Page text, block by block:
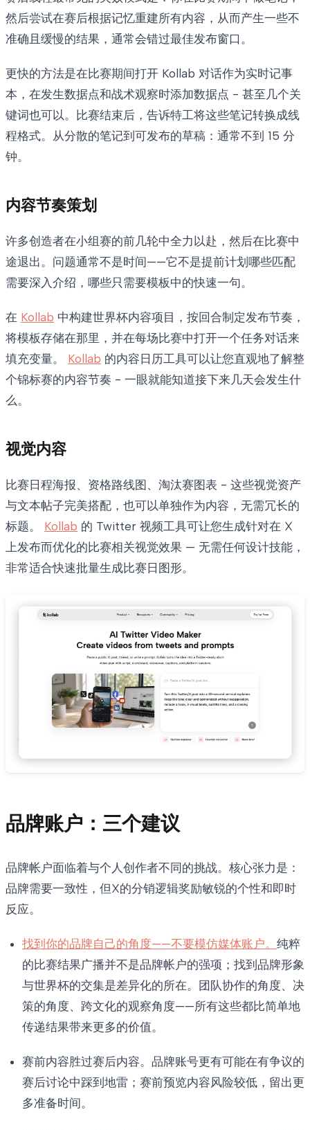
然后尝试在赛后根据记忆重建所有内容，从而产生一些不
准确且缓慢的结果，通常会错过最佳发布窗口。
更快的方法是在比赛期间打开 Kollab 对话作为实时记事
本，在发生数据点和战术观察时添加数据点 - 甚至几个关
键词也可以。比赛结束后，告诉特工将这些笔记转换成线
程格式。从分散的笔记到可发布的草稿：通常不到 15 分
钟。
内容节奏策划
许多创造者在小组赛的前几轮中全力以赴，然后在比赛中
途退出。问题通常不是时间——它不是提前计划哪些匹配
需要深入介绍，哪些只需要模板中的快速一句。
在 Kollab 中构建世界杯内容项目，按回合制定发布节奏，
将模板存储在那里，并在每场比赛中打开一个任务对话来
填充变量。 Kollab 的内容日历工具可以让您直观地了解整
个锦标赛的内容节奏 - 一眼就能知道接下来几天会发生什
么。
视觉内容
比赛日程海报、资格路线图、淘汰赛图表 - 这些视觉资产
与文本帖子完美搭配，也可以单独作为内容，无需冗长的
标题。 Kollab 的 Twitter 视频工具可让您生成针对在 X
上发布而优化的比赛相关视觉效果 — 无需任何设计技能，
非常适合快速批量生成比赛日图形。
品牌账户：三个建议
品牌帐户面临着与个人创作者不同的挑战。核心张力是：
品牌需要一致性，但X的分销逻辑奖励敏锐的个性和即时
反应。
找到你的品牌自己的角度——不要模仿媒体账户。 纯粹
的比赛结果广播并不是品牌帐户的强项；找到品牌形象
与世界杯的交集是差异化的所在。团队协作的角度、决
策的角度、跨文化的观察角度——所有这些都比简单地
传递结果带来更多的价值。
赛前内容胜过赛后内容。品牌账号更有可能在有争议的
赛后讨论中踩到地雷；赛前预览内容风险较低，留出更
多准备时间。